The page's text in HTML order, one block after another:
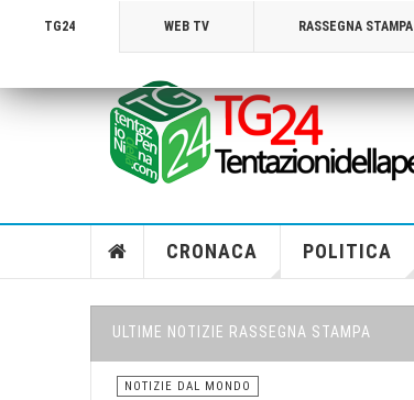
TG24 WEB TV RASSEGNA STAMPA
CRONACA POLITICA
ULTIME NOTIZIE RASSEGNA STAMPA
NOTIZIE DAL MONDO